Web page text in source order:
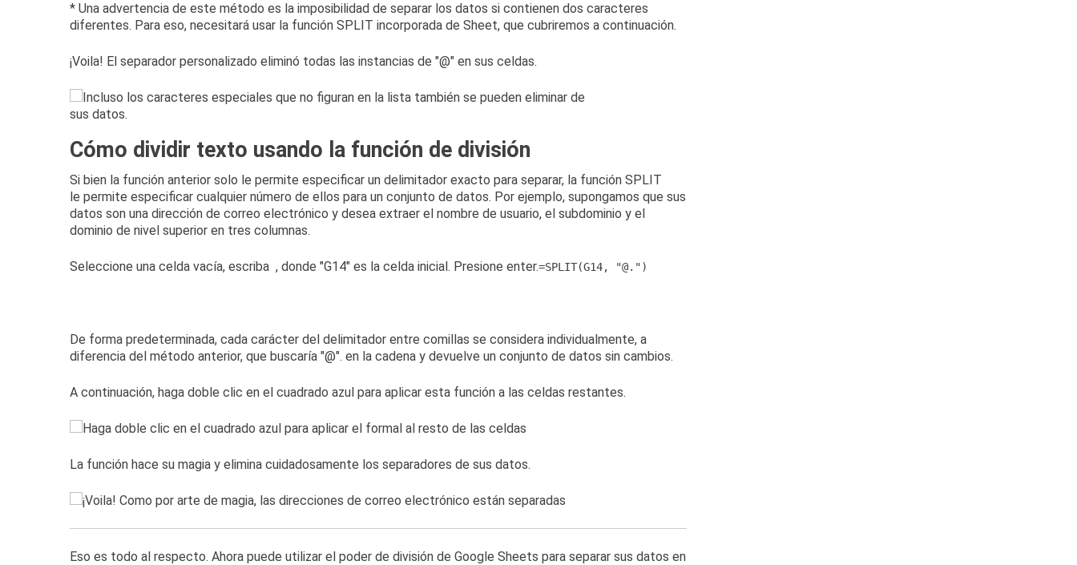
* Una advertencia de este método es la imposibilidad de separar los datos si contienen dos caracteres
diferentes. Para eso, necesitará usar la función SPLIT incorporada de Sheet, que cubriremos a continuación.
¡Voila! El separador personalizado eliminó todas las instancias de "@" en sus celdas.
Cómo dividir texto usando la función de división
Si bien la función anterior solo le permite especificar un delimitador exacto para separar, la función SPLIT
le permite especificar cualquier número de ellos para un conjunto de datos. Por ejemplo, supongamos que sus
datos son una dirección de correo electrónico y desea extraer el nombre de usuario, el subdominio y el
dominio de nivel superior en tres columnas.
Seleccione una celda vacía, escriba , donde "G14" es la celda inicial. Presione enter.=SPLIT(G14, "@.")
De forma predeterminada, cada carácter del delimitador entre comillas se considera individualmente, a
diferencia del método anterior, que buscaría "@". en la cadena y devuelve un conjunto de datos sin cambios.
A continuación, haga doble clic en el cuadrado azul para aplicar esta función a las celdas restantes.
La función hace su magia y elimina cuidadosamente los separadores de sus datos.
Eso es todo al respecto. Ahora puede utilizar el poder de división de Google Sheets para separar sus datos en